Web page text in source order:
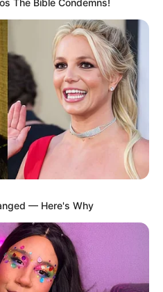
The Bible Condemns!
— Here's Why